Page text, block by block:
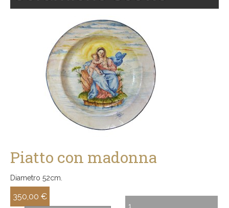
Piatto con madonna
Diametro 52cm.
350,00 €